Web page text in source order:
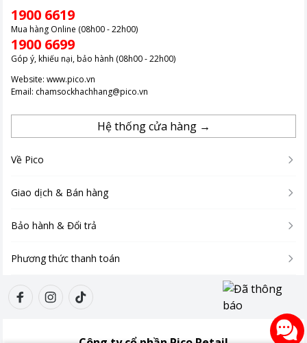
Chế Độ Refresh: Loại Bỏ Mùi Khó Chịu
Quần áo sau khi giặt thường có thể mang theo những mùi khó
chịu như mùi khói lẩu, khói thuốc, ẩm mốc, hay mùi từ lông thú
1900 6619
Mua hàng Online (08h00 - 22h00)
1900 6699
Góp ý, khiếu nại, bảo hành (08h00 - 22h00)
Website: www.pico.vn
Email: chamsockhachhang@pico.vn
Hệ thống cửa hàng →
Về Pico
Giao dịch & Bán hàng
Bảo hành & Đổi trả
Phương thức thanh toán